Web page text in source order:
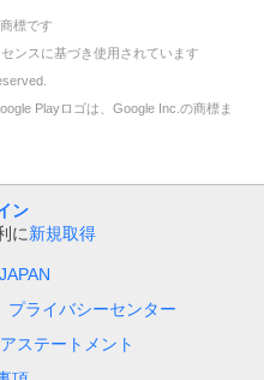
標です
ンスに基づき使用されています
Playロゴは、Google Inc.の商標ま
ン
に新規取得
プライバシーセンター
ステートメント